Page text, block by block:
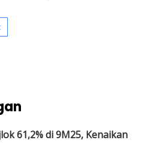
61,2% di 9M25, Kenaikan